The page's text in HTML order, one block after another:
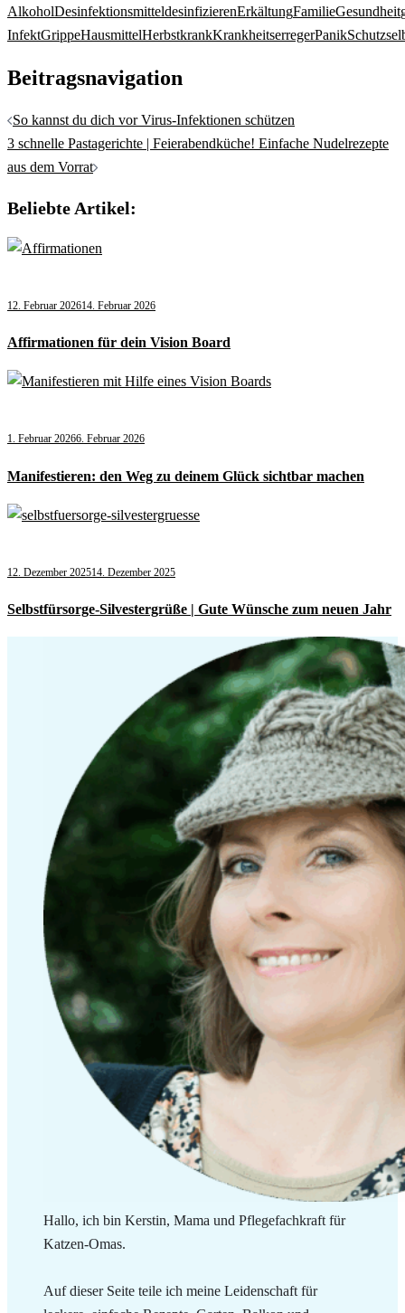
AlkoholDesinfektionsmitteldesinfizierenErkältungFamilieGesundheit
InfektGrippeHausmittelHerbstkrankKrankheitserregerPanikSchutz
Beitragsnavigation
So kannst du dich vor Virus-Infektionen schützen
3 schnelle Pastagerichte | Feierabendküche! Einfache Nudelrezepte
aus dem Vorrat
Beliebte Artikel:
12. Februar 202614. Februar 2026
Affirmationen für dein Vision Board
1. Februar 20266. Februar 2026
Manifestieren: den Weg zu deinem Glück sichtbar machen
12. Dezember 202514. Dezember 2025
Selbstfürsorge-Silvestergrüße | Gute Wünsche zum neuen Jahr
Hallo, ich bin Kerstin, Mama und Pflegefachkraft für
Katzen-Omas.
Auf dieser Seite teile ich meine Leidenschaft für